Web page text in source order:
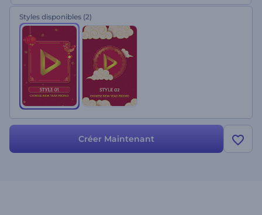
Styles disponibles (2)
Créer Maintenant